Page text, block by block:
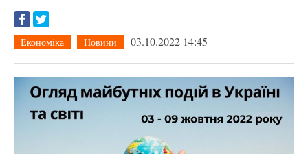
Економіка Новини 03.10.2022 14:45